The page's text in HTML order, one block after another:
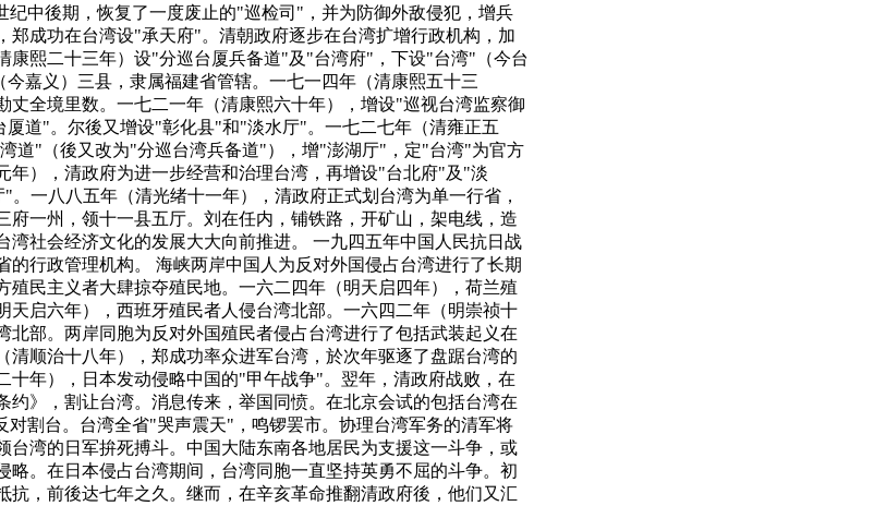
中後期，恢复了一度废止的"巡检司"，并为防御外敌侵犯，增兵
郑成功在台湾设"承天府"。清朝政府逐步在台湾扩增行政机构，加
康熙二十三年）设"分巡台厦兵备道"及"台湾府"，下设"台湾"（今台
嘉义）三县，隶属福建省管辖。一七一四年（清康熙五十三
丈全境里数。一七二一年（清康熙六十年），增设"巡视台湾监察御
道"。尔後又增设"彰化县"和"淡水厅"。一七二七年（清雍正五
道"（後又改为"分巡台湾兵备道"），增"澎湖厅"，定"台湾"为官方
年），清政府为进一步经营和治理台湾，再增设"台北府"及"淡
一八八五年（清光绪十一年），清政府正式划台湾为单一行省，
府一州，领十一县五厅。刘在任内，铺铁路，开矿山，架电线，造
湾社会经济文化的发展大大向前推进。 一九四五年中国人民抗日战
的行政管理机构。 海峡两岸中国人为反对外国侵占台湾进行了长期
殖民主义者大肆掠夺殖民地。一六二四年（明天启四年），荷兰殖
天启六年），西班牙殖民者人侵台湾北部。一六四二年（明崇祯十
北部。两岸同胞为反对外国殖民者侵占台湾进行了包括武装起义在
清顺治十八年），郑成功率众进军台湾，於次年驱逐了盘踞台湾的
十年），日本发动侵略中国的"甲午战争"。翌年，清政府战败，在
约》，割让台湾。消息传来，举国同愤。在北京会试的包括台湾在
割台。台湾全省"哭声震天"，鸣锣罢市。协理台湾军务的清军将
台湾的日军拚死搏斗。中国大陆东南各地居民为支援这一斗争，或
略。在日本侵占台湾期间，台湾同胞一直坚持英勇不屈的斗争。初
抗，前後达七年之久。继而，在辛亥革命推翻清政府後，他们又汇